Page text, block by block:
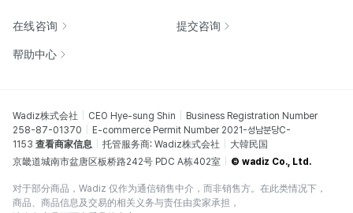
在线咨询 提交咨询
帮助中心
Wadiz株式会社 CEO Hye-sung Shin
Business Registration Number
258-87-01370
E-commerce Permit Number 2021-성남분당C-
1153 查看商家信息 托管服务商: Wadiz株式会社
大韓民国
京畿道城南市盆唐区板桥路242号 PDC A栋402室
© wadiz Co., Ltd.
对于部分商品，Wadiz 仅作为通信销售中介，而非销售方。在此类情况下，
商品、商品信息及交易的相关义务与责任由卖家承担，